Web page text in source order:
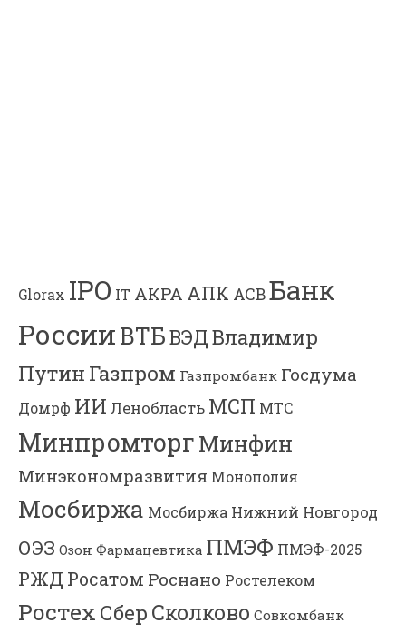
Glorax IPO IT АКРА АПК АСВБанк
РоссииВТБВЭДВладимир
Путин Газпром Газпромбанк Госдума
Домрф ИИ Ленобласть МСП МТС
МинпромторгМинфин
Минэкономразвития Монополия
Мосбиржа Мосбиржа Нижний Новгород
ОЭЗ Озон Фармацевтика ПМЭФ ПМЭФ-2025
РЖД Росатом Роснано Ростелеком
Ростех Сбер Сколково Совкомбанк